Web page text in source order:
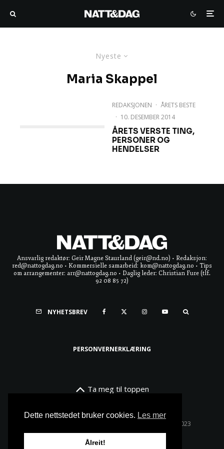
Nyeste
Maria Skappel
REDAKSJONEN · ÅRETS BESTE
· 10. DESEMBER 2014
ÅRETS VERSTE TING,
PERSONER OG
HENDELSER
Ansvarlig redaktør: Geir Magne Staurland (geir@nd.no) • Redaksjon:
red@nattogdag.no • Kommersielle samarbeid: kom@nattogdag.no • Tips
om arrangementer: arr@nattogdag.no • Daglig leder: Christian Fure (tlf.
92 08 85 72)
NYHETSBREV
PERSONVERNERKLÆRING
Ta meg til toppen
Alle rettigheter reservert • Copyright © Natt & Dag 2023
Dette nettstedet bruker cookies. Les mer
Ålreit!